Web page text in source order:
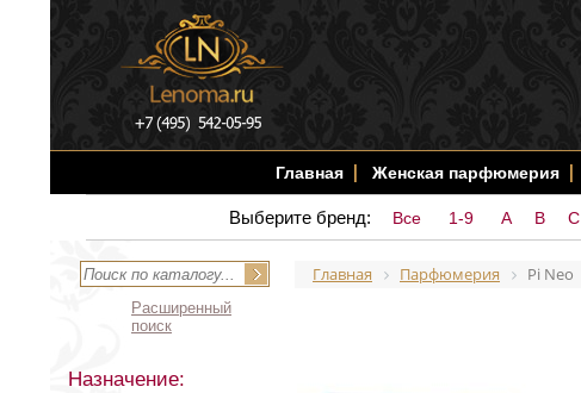
Главная Женская парфюмерия
Выберите бренд: Все 1-9 A B C
Расширенный
поиск
Назначение:
Главная Парфюмерия Pi Neo